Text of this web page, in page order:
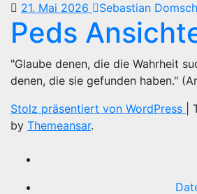
21. Mai 2026 Sebastian
Peds
"Glaube denen, die die Wahrheit
denen, die sie gefunden haben."
Stolz präsentiert von WordPress
by Themeansar.